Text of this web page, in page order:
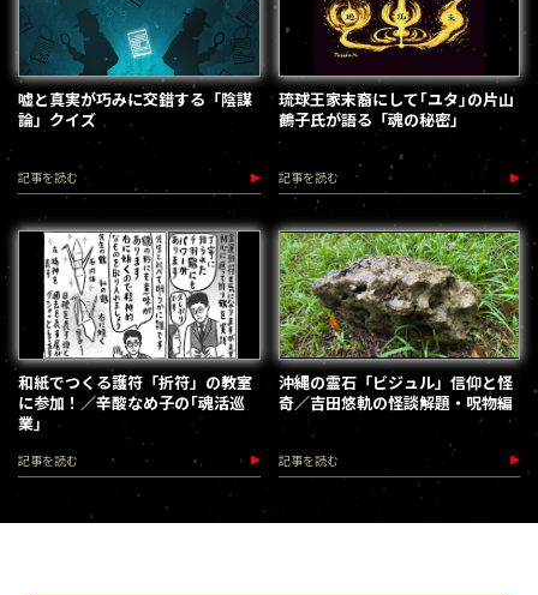
嘘と真実が巧みに交錯する「陰謀
論」クイズ
記事を読む
琉球王家末裔にして｢ユタ｣の片山
鶴子氏が語る「魂の秘密」
記事を読む
和紙でつくる護符「折符」の教室
に参加！／辛酸なめ子の｢魂活巡
業｣
記事を読む
沖縄の霊石「ビジュル」信仰と怪
奇／吉田悠軌の怪談解題・呪物編
記事を読む